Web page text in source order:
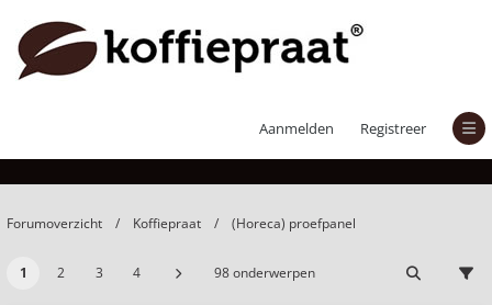
Aanmelden Registreer
Forumoverzicht Koffiepraat (Horeca) proefpanel
1 2 3 4 98 onderwerpen